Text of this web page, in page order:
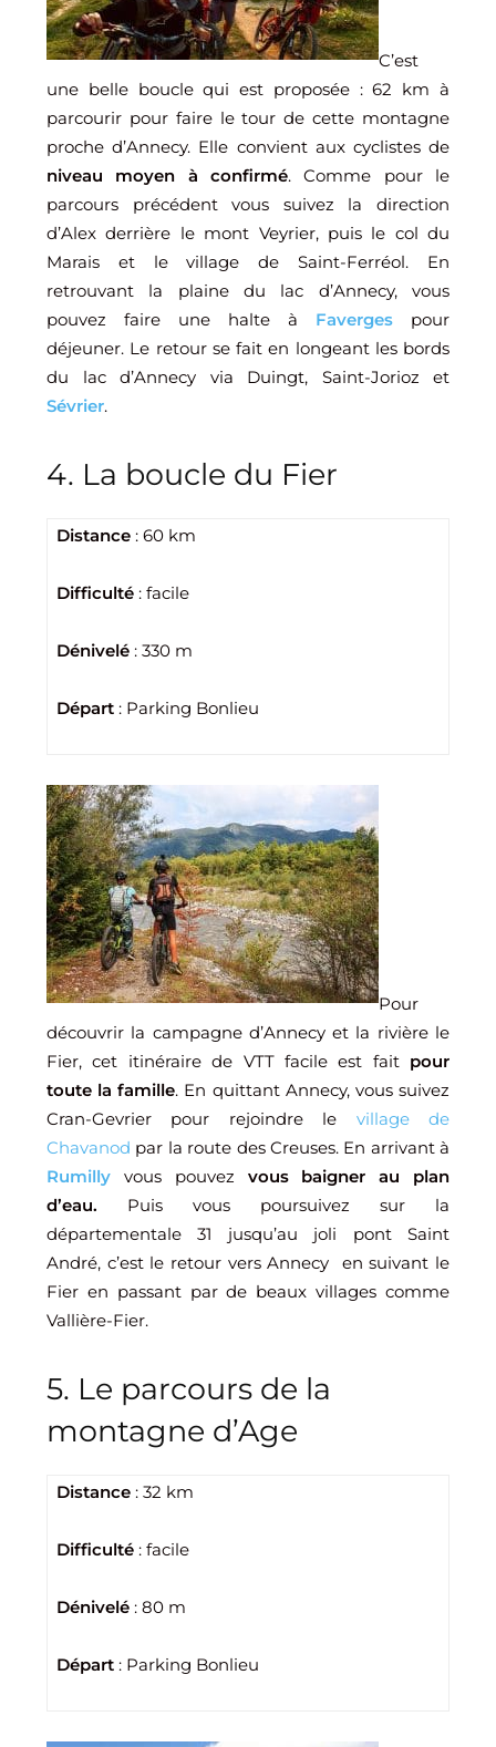
C’est
une belle boucle qui est proposée : 62 km à
parcourir pour faire le tour de cette montagne
proche d’Annecy. Elle convient aux cyclistes de
niveau moyen à confirmé. Comme pour le
parcours précédent vous suivez la direction
d’Alex derrière le mont Veyrier, puis le col du
Marais et le village de Saint-Ferréol. En
retrouvant la plaine du lac d’Annecy, vous
pouvez faire une halte à Faverges pour
déjeuner. Le retour se fait en longeant les bords
du lac d’Annecy via Duingt, Saint-Jorioz et
Sévrier.
4. La boucle du Fier
Distance : 60 km
Difficulté : facile
Dénivelé : 330 m
Départ : Parking Bonlieu
Pour
découvrir la campagne d’Annecy et la rivière le
Fier, cet itinéraire de VTT facile est fait pour
toute la famille. En quittant Annecy, vous suivez
Cran-Gevrier pour rejoindre le village de
Chavanod par la route des Creuses. En arrivant à
Rumilly vous pouvez vous baigner au plan
d’eau. Puis vous poursuivez sur la
départementale 31 jusqu’au joli pont Saint
André, c’est le retour vers Annecy en suivant le
Fier en passant par de beaux villages comme
Vallière-Fier.
5. Le parcours de la
montagne d’Age
Distance : 32 km
Difficulté : facile
Dénivelé : 80 m
Départ : Parking Bonlieu